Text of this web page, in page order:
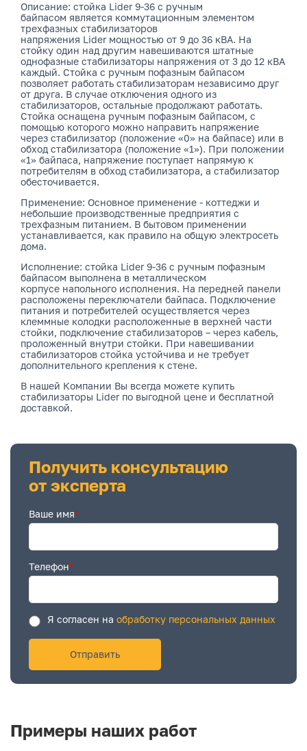
Описание: стойка Lider 9-36 с ручным
байпасом является коммутационным элементом
трехфазных стабилизаторов
напряжения Lider мощностью от 9 до 36 кВА. На
стойку один над другим навешиваются штатные
однофазные стабилизаторы напряжения от 3 до 12 кВА
каждый. Стойка с ручным пофазным байпасом
позволяет работать стабилизаторам независимо друг
от друга. В случае отключения одного из
стабилизаторов, остальные продолжают работать.
Стойка оснащена ручным пофазным байпасом, с
помощью которого можно направить напряжение
через стабилизатор (положение «0» на байпасе) или в
обход стабилизатора (положение «1»). При положении
«1» байпаса, напряжение поступает напрямую к
потребителям в обход стабилизатора, а стабилизатор
обесточивается.
Применение: Основное применение - коттеджи и
небольшие производственные предприятия с
трехфазным питанием. В бытовом применении
устанавливается, как правило на общую электросеть
дома.
Исполнение: стойка Lider 9-36 с ручным пофазным
байпасом выполнена в металлическом
корпусе напольного исполнения. На передней панели
расположены переключатели байпаса. Подключение
питания и потребителей осуществляется через
клеммные колодки расположенные в верхней части
стойки, подключение стабилизаторов – через кабель,
проложенный внутри стойки. При навешивании
стабилизаторов стойка устойчива и не требует
дополнительного крепления к стене.
В нашей Компании Вы всегда можете купить
стабилизаторы Lider по выгодной цене и бесплатной
доставкой.
Получить консультацию
от эксперта
Ваше имя*
Телефон*
Я согласен на обработку персональных данных
Примеры наших работ